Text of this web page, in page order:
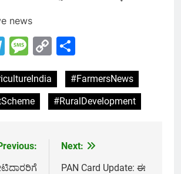
news
Telegram
Message
Copy
#FarmersNews
#RuralDevelopment
Next:
PAN Card Update: ಈ